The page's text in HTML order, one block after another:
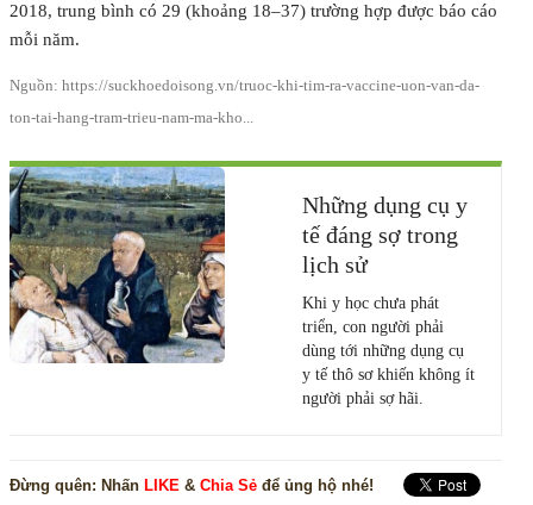
2018, trung bình có 29 (khoảng 18–37) trường hợp được báo cáo
mỗi năm.
Nguồn: https://suckhoedoisong.vn/truoc-khi-tim-ra-vaccine-uon-van-da-
ton-tai-hang-tram-trieu-nam-ma-kho...
Những dụng cụ y
tế đáng sợ trong
lịch sử
Khi y học chưa phát
triển, con người phải
dùng tới những dụng cụ
y tế thô sơ khiến không ít
người phải sợ hãi.
Đừng quên: Nhấn LIKE & Chia Sẻ để ủng hộ nhé!